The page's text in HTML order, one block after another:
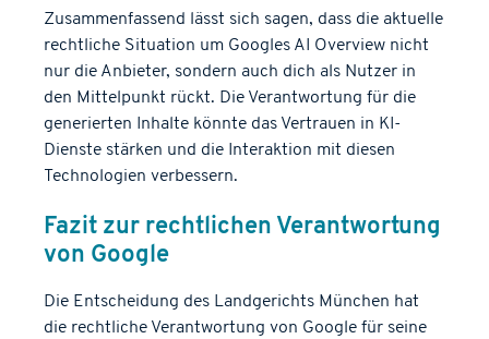
Zusammenfassend lässt sich sagen, dass die aktuelle
rechtliche Situation um Googles AI Overview nicht
nur die Anbieter, sondern auch dich als Nutzer in
den Mittelpunkt rückt. Die Verantwortung für die
generierten Inhalte könnte das Vertrauen in KI-
Dienste stärken und die Interaktion mit diesen
Technologien verbessern.
Fazit zur rechtlichen Verantwortung
von Google
Die Entscheidung des Landgerichts München hat
die rechtliche Verantwortung von Google für seine